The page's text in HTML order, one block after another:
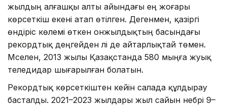
жылдың алғашқы алты айындағы ең жоғары
көрсеткіш екені атап өтілген. Дегенмен, қазіргі
өндіріс көлемі өткен онжылдықтың басындағы
рекордтық деңгейден әлі де айтарлықтай төмен.
Мәселен, 2013 жылы Қазақстанда 580 мыңға жуық
теледидар шығарылған болатын.
Рекордтық көрсеткіштен кейін салада құлдырау
басталды. 2021–2023 жылдары жыл сайын небәрі 9–